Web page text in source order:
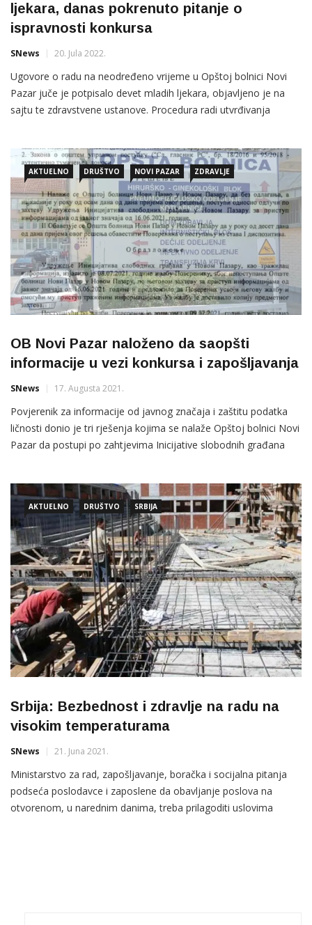
ljekara, danas pokrenuto pitanje o
ispravnosti konkursa
SNews 20. Jula 2022.
Ugovore o radu na neodređeno vrijeme u Opštoj bolnici Novi
Pazar juče je potpisalo devet mladih ljekara, objavljeno je na
sajtu te zdravstvene ustanove. Procedura radi utvrđivanja
žalbu, je već pokrenuta, saznaje SNews. VD direktora Opšte
bolnice Novi Pazar,
AKTUELNO DRUŠTVO NOVI PAZAR ZDRAVLJE
OB Novi Pazar naloženo da saopšti
informacije u vezi konkursa i zapošljavanja
SNews 17. Augusta 2021.
Povjerenik za informacije od javnog značaja i zaštitu podatka
ličnosti donio je tri rješenja kojima se nalaže Opštoj bolnici Novi
Pazar da postupi po zahtjevima Inicijative slobodnih građana
tokom prethodnih godina. Rešenje 1-merged Opštoj bolnici
AKTUELNO DRUŠTVO SRBIJA
Srbija: Bezbednost i zdravlje na radu na
visokim temperaturama
SNews 21. Juna 2021.
Ministarstvo za rad, zapošljavanje, boračka i socijalna pitanja
podseća poslodavce i zaposlene da obavljanje poslova na
otvorenom, u narednim danima, treba prilagoditi uslovima